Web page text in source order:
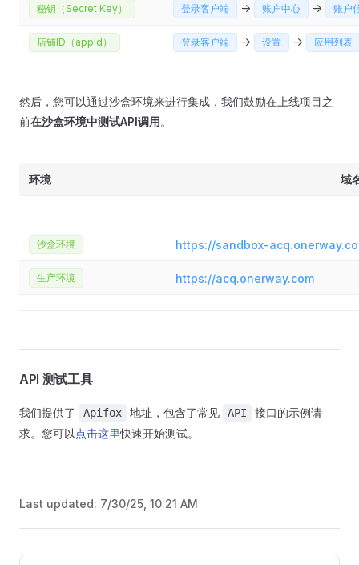
秘钥（Secret Key） 登录客户端 -> 账户中心 -> 账户
店铺ID（appId） 登录客户端 -> 设置 -> 应用列表
然后，您可以通过沙盒环境来进行集成，我们鼓励在上线项目之
前在沙盒环境中测试API调用。
环境 域
沙盒环境 https://sandbox-
生产环境 https://acq.onerway.com
API 测试工具
我们提供了 Apifox 地址，包含了常见 API
接口的示例请
求。您可以 点击这里快速开始测试。
Last updated: 7/30/25, 10:21 AM
Pager